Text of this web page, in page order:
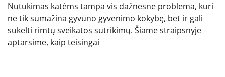
Nutukimas katėms tampa vis dažnesne problema, kuri
ne tik sumažina gyvūno gyvenimo kokybę, bet ir gali
sukelti rimtų sveikatos sutrikimų. Šiame straipsnyje
aptarsime, kaip teisingai